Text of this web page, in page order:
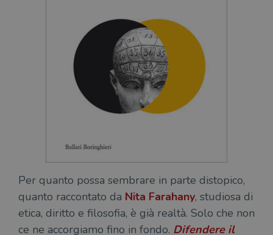
Per quanto possa sembrare in parte distopico,
quanto raccontato da Nita Farahany, studiosa di
etica, diritto e filosofia, è già realtà. Solo che non
ce ne accorgiamo fino in fondo. Difendere il